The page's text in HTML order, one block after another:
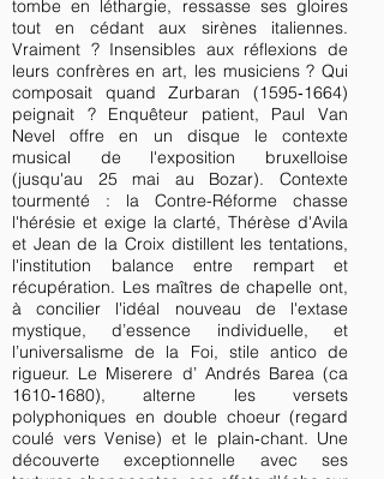
tombe en léthargie, ressasse ses gloires
tout en cédant aux sirènes italiennes.
Vraiment ? Insensibles aux réflexions de
leurs confrères en art, les musiciens ? Qui
composait quand Zurbaran (1595‑1664)
peignait ? Enquêteur patient, Paul Van
Nevel offre en un disque le contexte
musical de l'exposition bruxelloise
(jusqu'au 25 mai au Bozar). Contexte
tourmenté : la Contre-Réforme chasse
l'hérésie et exige la clarté, Thérèse d'Avila
et Jean de la Croix distillent les tentations,
l'institution balance entre rempart et
récupération. Les maîtres de chapelle ont,
à concilier l'idéal nouveau de l'extase
mystique, d’essence individuelle, et
l’universalisme de la Foi, stile antico de
rigueur. Le Miserere d’ Andrés Barea (ca
1610‑1680), alterne les versets
polyphoniques en double choeur (regard
coulé vers Venise) et le plain‑chant. Une
découverte exceptionnelle avec ses